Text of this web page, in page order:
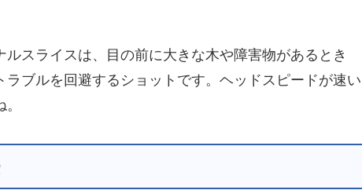
スライスは、目の前に大きな木や障害物があるとき
ブルを回避するショットです。ヘッドスピードが速い